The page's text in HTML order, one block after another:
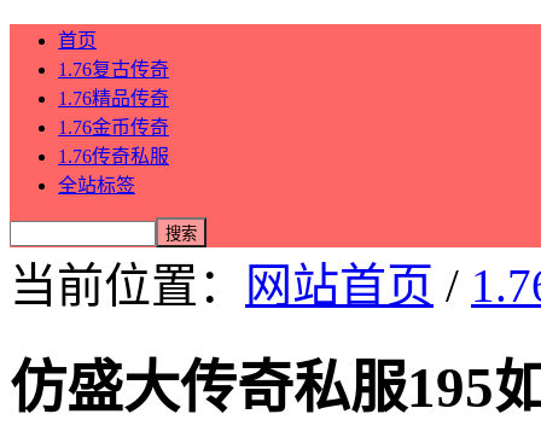
首页
1.76复古传奇
1.76精品传奇
1.76金币传奇
1.76传奇私服
全站标签
当前位置： 网站首页 /
仿盛大传奇私服195